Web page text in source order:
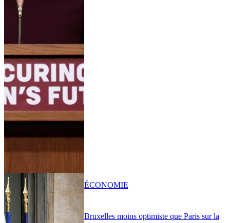
Bruxelles moins optimiste que Paris sur la
ÉCONOMIE